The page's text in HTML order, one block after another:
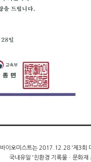
바이오미스트는 2017.12.28 '제3회
국내유일 '친환경 기록물ㆍ문화